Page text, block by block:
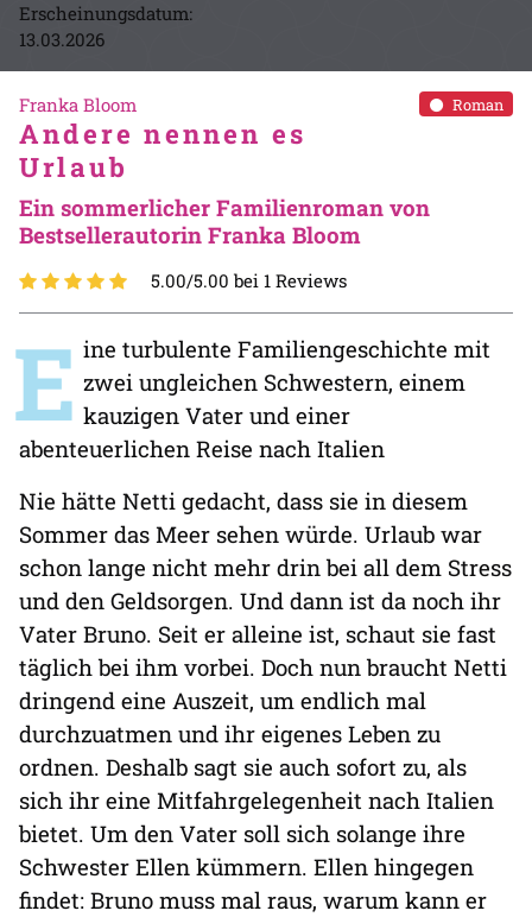
Erscheinungsdatum:
13.03.2026
Roman
Franka Bloom
Andere nennen es
Urlaub
Ein sommerlicher Familienroman von
Bestsellerautorin Franka Bloom
5.00/5.00 bei 1 Reviews
E ine turbulente Familiengeschichte mit
zwei ungleichen Schwestern, einem
kauzigen Vater und einer
abenteuerlichen Reise nach Italien
Nie hätte Netti gedacht, dass sie in diesem
Sommer das Meer sehen würde. Urlaub war
schon lange nicht mehr drin bei all dem Stress
und den Geldsorgen. Und dann ist da noch ihr
Vater Bruno. Seit er alleine ist, schaut sie fast
täglich bei ihm vorbei. Doch nun braucht Netti
dringend eine Auszeit, um endlich mal
durchzuatmen und ihr eigenes Leben zu
ordnen. Deshalb sagt sie auch sofort zu, als
sich ihr eine Mitfahrgelegenheit nach Italien
bietet. Um den Vater soll sich solange ihre
Schwester Ellen kümmern. Ellen hingegen
findet: Bruno muss mal raus, warum kann er